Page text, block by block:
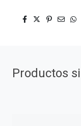
Productos